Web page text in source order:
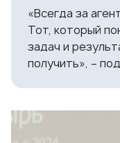
«Всегда за
Тот, который
задач и
получить», –